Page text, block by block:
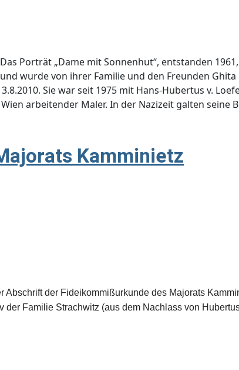
Das Porträt „Dame mit Sonnenhut“, entstanden
und wurde von ihrer Familie und den Freunden
Sie war seit 1975 mit Hans-Hubertus v.
arbeitender Maler. In der Nazizeit galten
Kamminietz
Abschrift der Fideikommißurkunde des Majorats
der Familie Strachwitz (aus dem Nachlass von